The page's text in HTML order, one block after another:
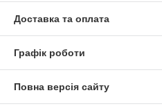
Доставка та оплата
Графік роботи
Повна версія сайту